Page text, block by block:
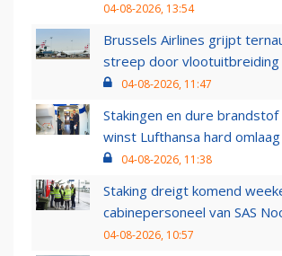
04-08-2026, 13:54
Brussels Airlines grijpt
streep door vlootuitbreiding
04-08-2026, 11:47
Stakingen en dure brandstof
winst Lufthansa hard omlaag
04-08-2026, 11:38
Staking dreigt komend
cabinepersoneel van SAS
04-08-2026, 10:57